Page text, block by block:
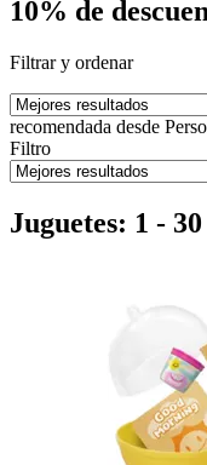
10% de
Filtrar y ordenar
recomendada desde
Filtro
Juguetes: 1 -